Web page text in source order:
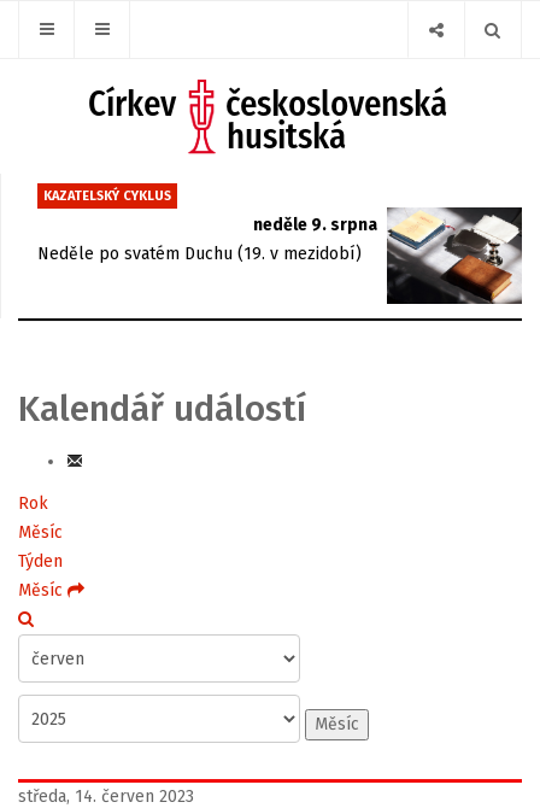
KAZATELSKÝ CYKLUS
neděle 9. srpna
Neděle po svatém Duchu (19. v mezidobí)
Kalendář událostí
Rok
Měsíc
Týden
Měsíc
Měsíc
středa, 14. červen 2023